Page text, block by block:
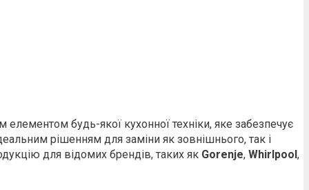
будь-якої кухонної техніки, яке забезпечує
рішенням для заміни як зовнішнього, так і
для відомих брендів, таких як Gorenje, Whirlpool,